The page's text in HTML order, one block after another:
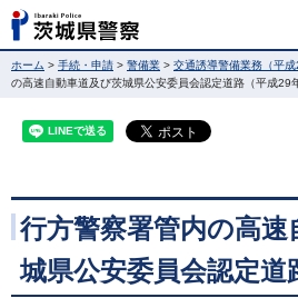
ホーム > 手続・申請 > 警備業 > 交通誘導警備業務（平成
の高速自動車道及び茨城県公安委員会認定道路（平成29
行方警察署管内の高速
城県公安委員会認定道